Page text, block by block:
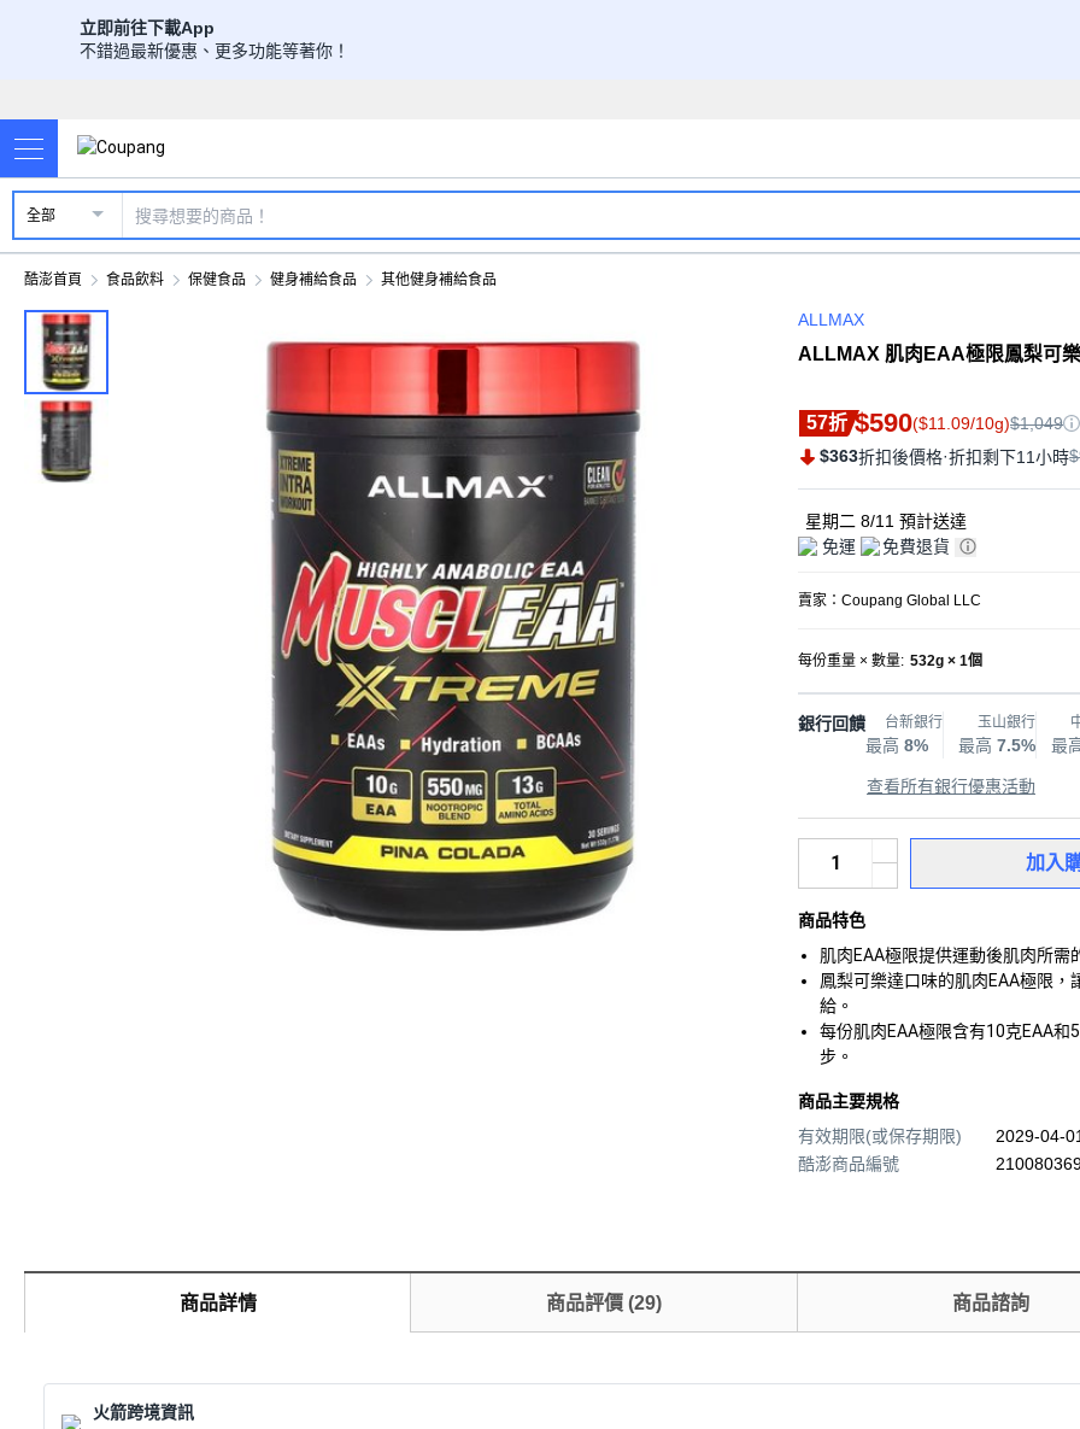
立即前往下載App
不錯過最新優惠、更多功能等著你！
全部
酷澎首頁 食品飲料 保健食品 健身補給食品 其他健身補給食品
ALLMAX
ALLMAX 肌肉EAA極限鳳梨可
57折 $590($11.09/10g)$1,049
$363折扣後價格·折扣剩下11小時
星期二 8/11 預計送達
免運
免費退貨
賣家： Coupang Global LLC
每份重量 × 數量: 532g × 1個
銀行回饋 台新銀行
最高 8%
玉山銀行
最高 7.5% 最
查看所有銀行優惠活動
加入
商品特色
肌肉EAA極限提供運動後肌肉所需
鳳梨可樂達口味的肌肉EAA極限
給。
每份肌肉EAA極限含有10克EAA
步。
商品主要規格
有效期限(或保存期限)
2029-04-
酷澎商品編號
商品詳情 商品評價 (29) 商品諮詢
火箭跨境資訊